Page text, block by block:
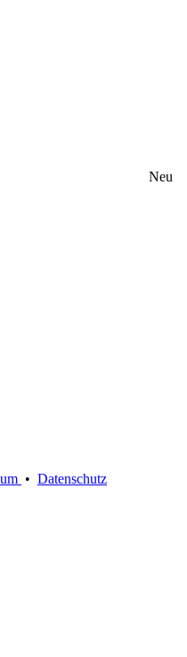
Neu
• Datenschutz